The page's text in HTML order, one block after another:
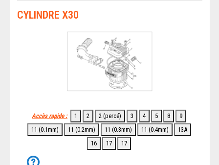
CYLINDRE X30
Accès rapide :